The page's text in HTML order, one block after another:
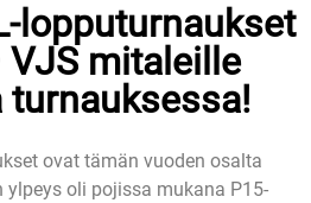
lopputurnaukset
mitaleille
turnauksessa!
ovat tämän vuoden osalta
ylpeys oli pojissa mukana P15-